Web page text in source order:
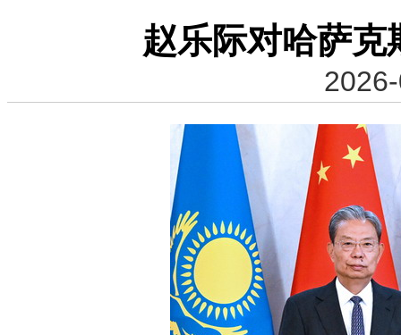
赵乐际对哈萨克